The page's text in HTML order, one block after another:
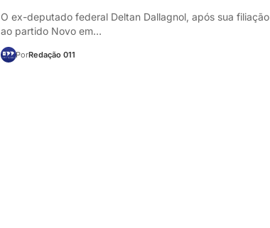
O ex-deputado federal Deltan Dallagnol, após sua filiação
ao partido Novo em…
PorRedação 011